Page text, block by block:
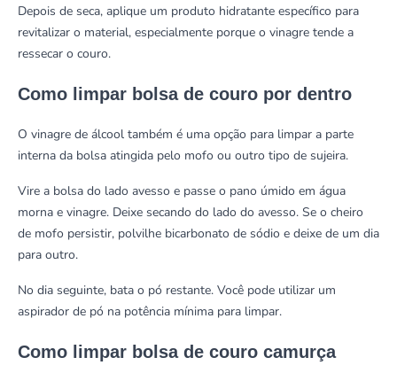
Depois de seca, aplique um produto hidratante específico para
revitalizar o material, especialmente porque o vinagre tende a
ressecar o couro.
Como limpar bolsa de couro por dentro
O vinagre de álcool também é uma opção para limpar a parte
interna da bolsa atingida pelo mofo ou outro tipo de sujeira.
Vire a bolsa do lado avesso e passe o pano úmido em água
morna e vinagre. Deixe secando do lado do avesso. Se o cheiro
de mofo persistir, polvilhe bicarbonato de sódio e deixe de um dia
para outro.
No dia seguinte, bata o pó restante. Você pode utilizar um
aspirador de pó na potência mínima para limpar.
Como limpar bolsa de couro camurça